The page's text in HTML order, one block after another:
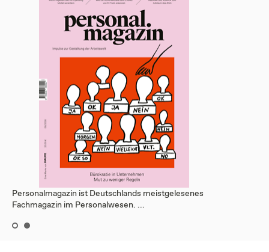
Personalmagazin ist Deutschlands meistgelesenes
Fachmagazin im Personalwesen. ...